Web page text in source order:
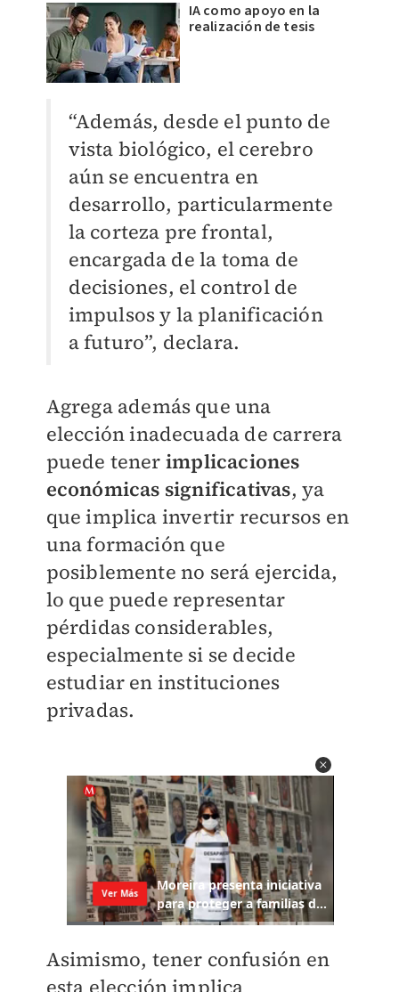
IA como apoyo en la
realización de tesis
“Además, desde el punto de
vista biológico, el cerebro
aún se encuentra en
desarrollo, particularmente
la corteza pre frontal,
encargada de la toma de
decisiones, el control de
impulsos y la planificación
a futuro”, declara.
Agrega además que una
elección inadecuada de carrera
puede tener implicaciones
económicas significativas, ya
que implica invertir recursos en
una formación que
posiblemente no será ejercida,
lo que puede representar
pérdidas considerables,
especialmente si se decide
estudiar en instituciones
privadas.
Asimismo, tener confusión en